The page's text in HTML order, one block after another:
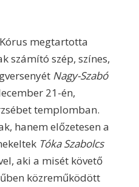
megtartotta
számító szép, színes,
Nagy-Szabó
21-én,
templomban.
hanem előzetesen a
Tóka Szabolcs
aki a misét követő
közreműködött